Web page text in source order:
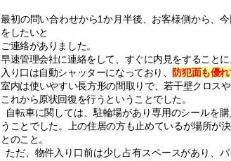
最初の問い合わせから1か月半後、お客様側から、
をしたいと
ご連絡がありました。
早速管理会社に連絡をして、すぐに内見をすることに
入り口は自動シャッターになっており、 防犯面も優
室内は使いやすい長方形の間取りで、若干壁クロス
これから原状回復を行うということでした。
自転車に関しては、駐輪場があり専用のシールを
うことでした。上の住居の方も止めているが場所が
とのこと。
ただ、物件入り口前は少し占有スペースがあり、